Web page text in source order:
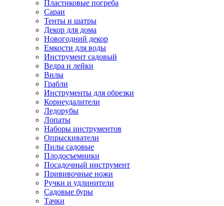
Пластиковые погреба
Сараи
Тенты и шатры
Декор для дома
Новогодний декор
Емкости для воды
Инструмент садовый
Ведра и лейки
Вилы
Грабли
Инструменты для обрезки
Корнеудалители
Ледорубы
Лопаты
Наборы инструментов
Опрыскиватели
Пилы садовые
Плодосъемники
Посадочный инструмент
Прививочные ножи
Ручки и удлинители
Садовые буры
Тачки